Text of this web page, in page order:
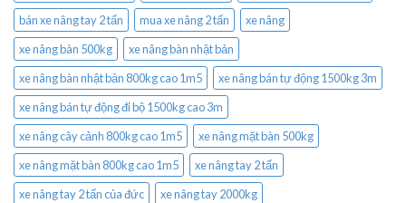
bán xe nâng tay 2 tấn
mua xe nâng 2 tấn
xe nâng
xe nâng bàn 500kg
xe nâng bàn nhật bản
xe nâng bàn nhật bản 800kg cao 1m5
xe nâng bán tự động 1500kg 3m
xe nâng bán tự động đi bộ 1500kg cao 3m
xe nâng cây cảnh 800kg cao 1m5
xe nâng mặt bàn 500kg
xe nâng mặt bàn 800kg cao 1m5
xe nâng tay 2 tấn
xe nâng tay 2 tấn của đức
xe nâng tay 2000kg